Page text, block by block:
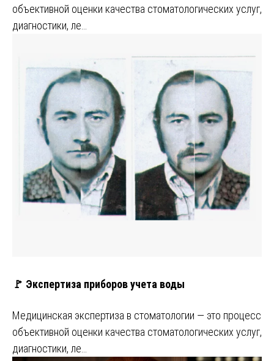
объективной оценки качества стоматологических услуг,
диагностики, ле…
🚩 Экспертиза приборов учета воды
Медицинская экспертиза в стоматологии — это процесс
объективной оценки качества стоматологических услуг,
диагностики, ле…